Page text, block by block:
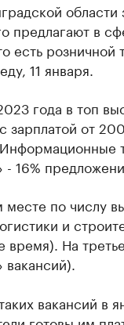
предлагают в
есть
11 января.
года в топ
зарплатой от
- 16%
по числу
и
время). На
вакансий в